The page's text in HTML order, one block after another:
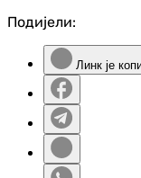
Подијели:
Линк је